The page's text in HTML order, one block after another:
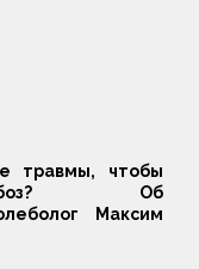
травмы, чтобы
Об
Максим